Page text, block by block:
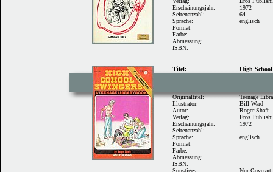
Erscheinungsjahr:
Seitenanzahl:
Sprache:
Format:
Farbe:
Abmessung:
ISBN:
1972
64
englisch
Titel: High
Originaltitel:
Illustrator:
Autor:
Verlag:
Teenage
Bill Ward
Roger Shaft
Eros
Erscheinungsjahr:
Seitenanzahl:
Sprache:
Format:
Farbe:
Abmessung:
ISBN:
Sonstiges:
1972
englisch
Nur Coverart